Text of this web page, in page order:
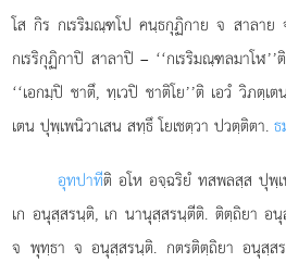
โส กิร กเรริมณฺฑโป คนฺธกุฏิกาย จ สาลาย
กเรริกุฏิกาปิ สาลาปิ – ‘‘กเรริมณฺฑลมาโฬ’’
‘‘เอกมฺปิ ชาตึ, ทฺเวปิ ชาติโย’’ติ เอวํ วิภตฺ
เตน ปุพฺเพนิวาเสน สทฺธึ โยเชตฺวา ปวตฺติตา.
อุทปาทีติ อโห อจฺฉริยํ ทสพลสฺส ปุพฺ
เก อนุสฺสรนฺติ, เก นานุสฺสรนฺตีติ. ติตฺถิยา อ
จ พุทฺธา จ อนุสฺสรนฺติ. กตรติตฺถิยา อนุสฺส